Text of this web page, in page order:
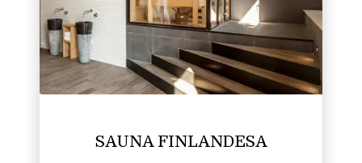
SAUNA FINLANDESA